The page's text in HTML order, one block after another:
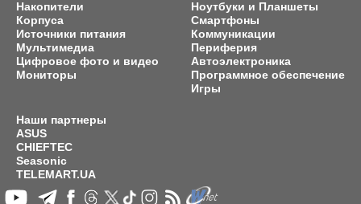
Накопители
Корпуса
Источники питания
Мультимедиа
Цифровое фото и видео
Мониторы
Ноутбуки и Планшеты
Смартфоны
Коммуникации
Периферия
Автоэлектроника
Программное обеспечение
Игры
Наши партнеры
ASUS
CHIEFTEC
Seasonic
TELEMART.UA